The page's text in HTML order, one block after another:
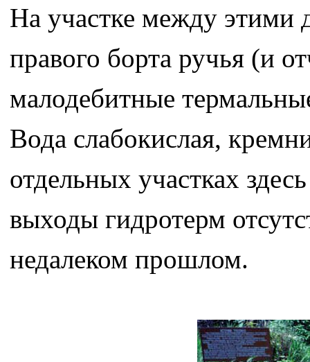
На участке между этими
правого борта ручья (и
малодебитные
Вода слабокислая,
отдельных участках
выходы гидротерм
недалеком прошлом.